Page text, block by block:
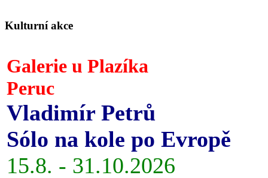
Kulturní akce
Galerie u Plazíka
Peruc
Vladimír Petrů
Sólo na kole po Evropě
15.8. - 31.10.2026